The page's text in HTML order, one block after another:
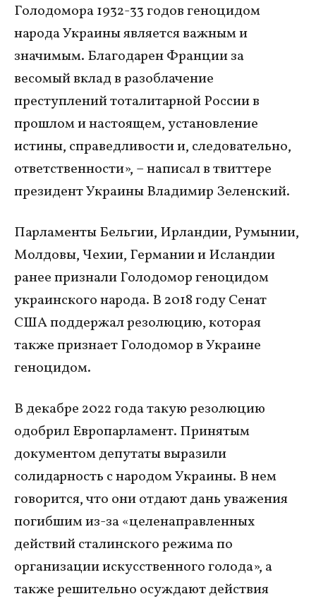
Голодомора 1932-33 годов геноцидом
народа Украины является важным и
значимым. Благодарен Франции за
весомый вклад в разоблачение
преступлений тоталитарной России в
прошлом и настоящем, установление
истины, справедливости и, следовательно,
ответственности», – написал в твиттере
президент Украины Владимир Зеленский.
Парламенты Бельгии, Ирландии, Румынии,
Молдовы, Чехии, Германии и Исландии
ранее признали Голодомор геноцидом
украинского народа. В 2018 году Сенат
США поддержал резолюцию, которая
также признает Голодомор в Украине
геноцидом.
В декабре 2022 года такую резолюцию
одобрил Европарламент. Принятым
документом депутаты выразили
солидарность с народом Украины. В нем
говорится, что они отдают дань уважения
погибшим из-за «целенаправленных
действий сталинского режима по
организации искусственного голода», а
также решительно осуждают действия